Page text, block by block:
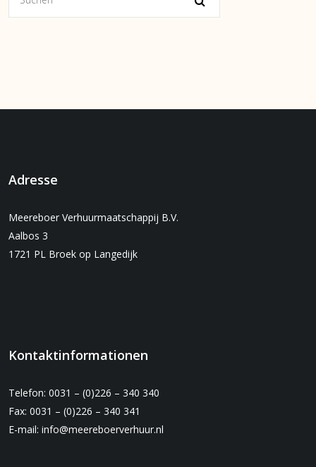
Adresse
Meereboer Verhuurmaatschappij B.V.
Aalbos 3
1721 PL Broek op Langedijk
Kontaktinformationen
Telefon: 0031 – (0)226 – 340 340
Fax: 0031 – (0)226 – 340 341
E-mail: info@meereboerverhuur.nl